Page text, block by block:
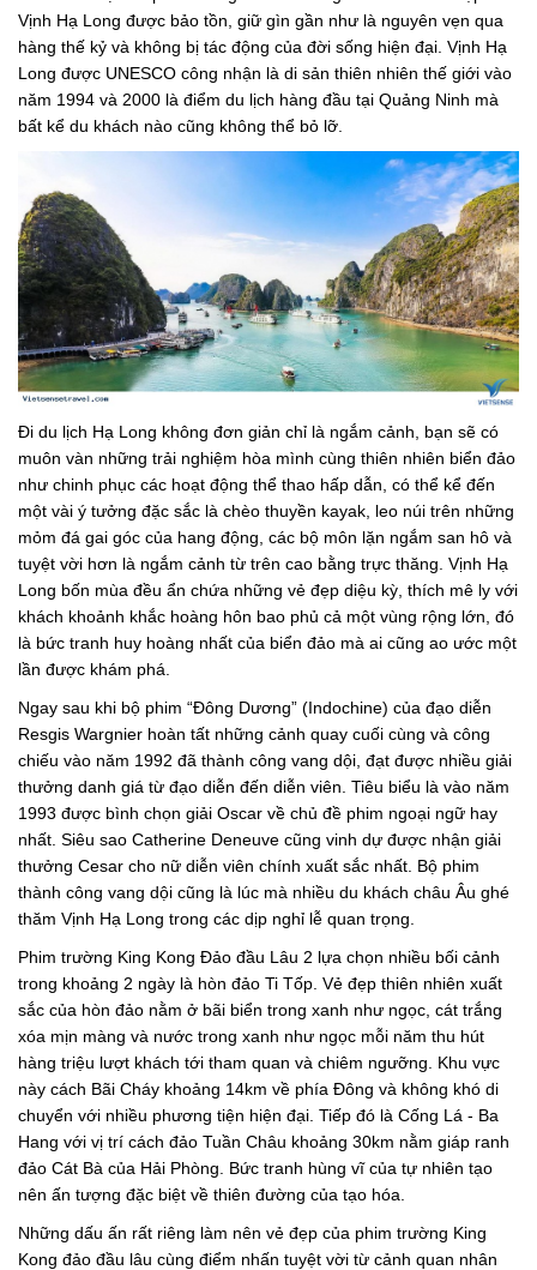
Vịnh Hạ Long được bảo tồn, giữ gìn gần như là nguyên vẹn qua
hàng thế kỷ và không bị tác động của đời sống hiện đại. Vịnh Hạ
Long được UNESCO công nhận là di sản thiên nhiên thế giới vào
năm 1994 và 2000 là điểm du lịch hàng đầu tại Quảng Ninh mà
bất kể du khách nào cũng không thể bỏ lỡ.
Đi du lịch Hạ Long không đơn giản chỉ là ngắm cảnh, bạn sẽ có
muôn vàn những trải nghiệm hòa mình cùng thiên nhiên biển đảo
như chinh phục các hoạt động thể thao hấp dẫn, có thể kể đến
một vài ý tưởng đặc sắc là chèo thuyền kayak, leo núi trên những
mỏm đá gai góc của hang động, các bộ môn lặn ngắm san hô và
tuyệt vời hơn là ngắm cảnh từ trên cao bằng trực thăng. Vịnh Hạ
Long bốn mùa đều ẩn chứa những vẻ đẹp diệu kỳ, thích mê ly với
khách khoảnh khắc hoàng hôn bao phủ cả một vùng rộng lớn, đó
là bức tranh huy hoàng nhất của biển đảo mà ai cũng ao ước một
lần được khám phá.
Ngay sau khi bộ phim “Đông Dương” (Indochine) của đạo diễn
Resgis Wargnier hoàn tất những cảnh quay cuối cùng và công
chiếu vào năm 1992 đã thành công vang dội, đạt được nhiều giải
thưởng danh giá từ đạo diễn đến diễn viên. Tiêu biểu là vào năm
1993 được bình chọn giải Oscar về chủ đề phim ngoại ngữ hay
nhất. Siêu sao Catherine Deneuve cũng vinh dự được nhận giải
thưởng Cesar cho nữ diễn viên chính xuất sắc nhất. Bộ phim
thành công vang dội cũng là lúc mà nhiều du khách châu Âu ghé
thăm Vịnh Hạ Long trong các dịp nghỉ lễ quan trọng.
Phim trường King Kong Đảo đầu Lâu 2 lựa chọn nhiều bối cảnh
trong khoảng 2 ngày là hòn đảo Ti Tốp. Vẻ đẹp thiên nhiên xuất
sắc của hòn đảo nằm ở bãi biển trong xanh như ngọc, cát trắng
xóa mịn màng và nước trong xanh như ngọc mỗi năm thu hút
hàng triệu lượt khách tới tham quan và chiêm ngưỡng. Khu vực
này cách Bãi Cháy khoảng 14km về phía Đông và không khó di
chuyển với nhiều phương tiện hiện đại. Tiếp đó là Cống Lá - Ba
Hang với vị trí cách đảo Tuần Châu khoảng 30km nằm giáp ranh
đảo Cát Bà của Hải Phòng. Bức tranh hùng vĩ của tự nhiên tạo
nên ấn tượng đặc biệt về thiên đường của tạo hóa.
Những dấu ấn rất riêng làm nên vẻ đẹp của phim trường King
Kong đảo đầu lâu cùng điểm nhấn tuyệt vời từ cảnh quan nhân